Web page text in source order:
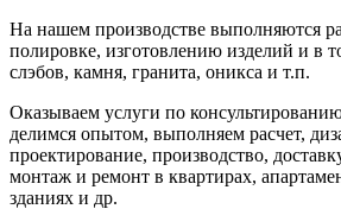
На нашем производстве выполняются
полировке, изготовлению изделий и в
слэбов, камня, гранита, оникса и т.п.
Оказываем услуги по
делимся опытом, выполняем расчет,
проектирование, производство,
монтаж и ремонт в квартирах,
зданиях и др.